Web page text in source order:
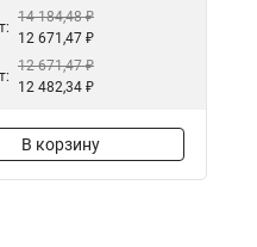
14 184,48 ₽
12 671,47 ₽
12 671,47 ₽
12 482,34 ₽
В корзину